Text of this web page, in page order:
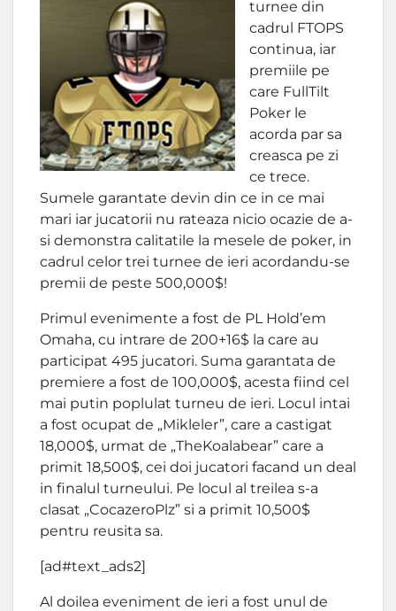
turnee din
cadrul FTOPS
continua, iar
premiile pe
care FullTilt
Poker le
acorda par sa
creasca pe zi
ce trece.
Sumele garantate devin din ce in ce mai
mari iar jucatorii nu rateaza nicio ocazie de a-
si demonstra calitatile la mesele de poker, in
cadrul celor trei turnee de ieri acordandu-se
premii de peste 500,000$!
Primul evenimente a fost de PL Hold’em
Omaha, cu intrare de 200+16$ la care au
participat 495 jucatori. Suma garantata de
premiere a fost de 100,000$, acesta fiind cel
mai putin poplulat turneu de ieri. Locul intai
a fost ocupat de „Mikleler”, care a castigat
18,000$, urmat de „TheKoalabear” care a
primit 18,500$, cei doi jucatori facand un deal
in finalul turneului. Pe locul al treilea s-a
clasat „CocazeroPlz” si a primit 10,500$
pentru reusita sa.
[ad#text_ads2]
Al doilea eveniment de ieri a fost unul de